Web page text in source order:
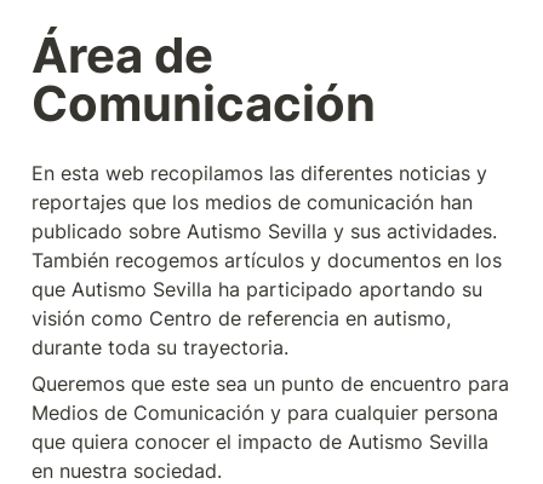
Área de
Comunicación
En esta web recopilamos las diferentes noticias y
reportajes que los medios de comunicación han
publicado sobre Autismo Sevilla y sus actividades.
También recogemos artículos y documentos en los
que Autismo Sevilla ha participado aportando su
visión como Centro de referencia en autismo,
durante toda su trayectoria.
Queremos que este sea un punto de encuentro para
Medios de Comunicación y para cualquier persona
que quiera conocer el impacto de Autismo Sevilla
en nuestra sociedad.